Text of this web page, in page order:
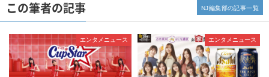
この筆者の記事
エンタメニュース エンタメニュース
NJ編集部の記事一覧